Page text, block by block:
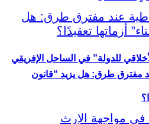
للدولة” في الساحل الإفريقي
مفترق طرق: هل يزيد “قانون